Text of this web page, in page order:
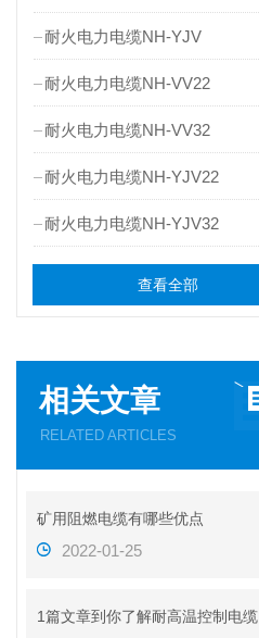
耐火电力电缆NH-YJV
耐火电力电缆NH-VV22
耐火电力电缆NH-VV32
耐火电力电缆NH-YJV22
耐火电力电缆NH-YJV32
查看全部
相关文章
RELATED ARTICLES
矿用阻燃电缆有哪些优点
2022-01-25
1篇文章到你了解耐高温控制电缆